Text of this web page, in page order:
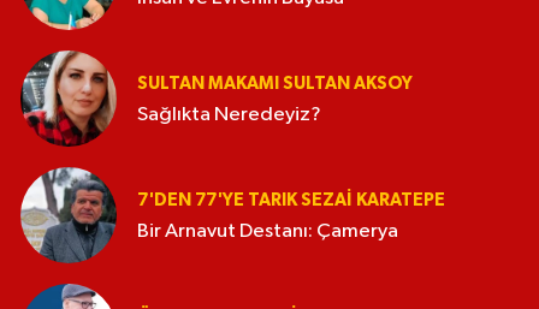
SULTAN MAKAMI SULTAN AKSOY
Sağlıkta Neredeyiz?
7'DEN 77'YE TARIK SEZAI KARATEPE
Bir Arnavut Destanı: Çamerya